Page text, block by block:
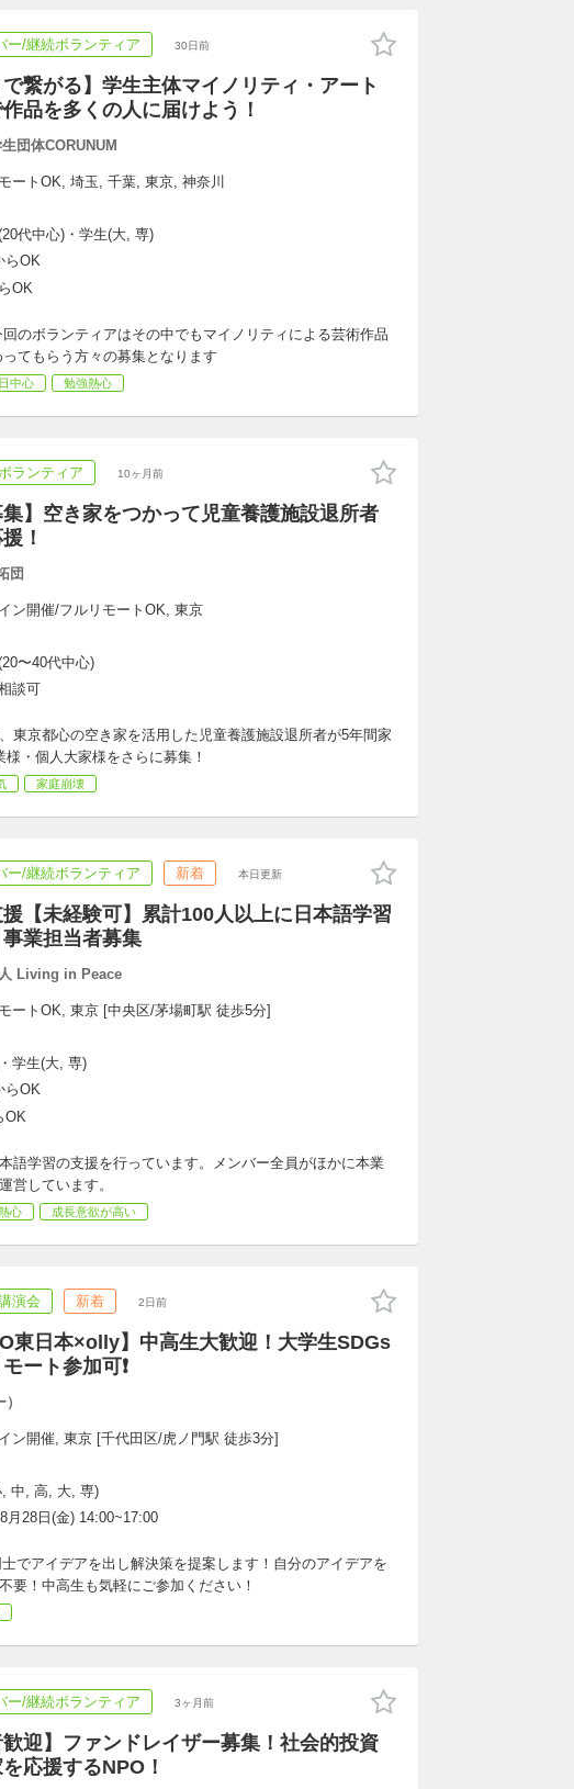
ー/継続ボランティア 30日前
で繋がる】学生主体マイノリティ・アート
品を多くの人に届けよう！
団体CORUNUM
ートOK, 埼玉, 千葉, 東京, 神奈川
代中心)・学生(大, 専)
らOK
OK
のボランティアはその中でもマイノリティによる芸術作品
てもらう方々の募集となります
中心 勉強熱心
ランティア 10ヶ月前
集】空き家をつかって児童養護施設退所者
！
団
ン開催/フルリモートOK, 東京
〜40代中心)
談可
東京都心の空き家を活用した児童養護施設退所者が5年間家
・個人大家様をさらに募集！
家庭崩壊
ー/継続ボランティア 新着 本日更新
【未経験可】累計100人以上に日本語学習
業担当者募集
Living in Peace
ートOK, 東京 [中央区/茅場町駅 徒歩5分]
学生(大, 専)
らOK
OK
語学習の支援を行っています。メンバー全員がほかに本業
営しています。
心 成長意欲が高い
演会 新着 2日前
東日本×olly】中高生大歓迎！大学生SDGs
ート参加可❗
ン開催, 東京 [千代田区/虎ノ門駅 徒歩3分]
中, 高, 大, 専)
月28日(金) 14:00~17:00
でアイデアを出し解決策を提案します！自分のアイデアを
要！中高生も気軽にご参加ください！
ー/継続ボランティア 3ヶ月前
歓迎】ファンドレイザー募集！社会的投資
応援するNPO！